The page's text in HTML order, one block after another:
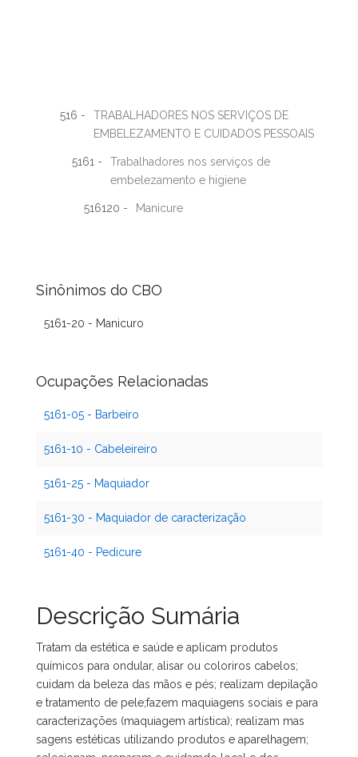
516 -
TRABALHADORES NOS SERVIÇOS DE
EMBELEZAMENTO E CUIDADOS PESSOAIS
5161 -
Trabalhadores nos serviços de
embelezamento e higiene
516120 - Manicure
Sinônimos do CBO
5161-20 - Manicuro
Ocupações Relacionadas
5161-05 - Barbeiro
5161-10 - Cabeleireiro
5161-25 - Maquiador
5161-30 - Maquiador de caracterização
5161-40 - Pedicure
Descrição Sumária
Tratam da estética e saúde e aplicam produtos
químicos para ondular, alisar ou coloriros cabelos;
cuidam da beleza das mãos e pés; realizam depilação
e tratamento de pele;fazem maquiagens sociais e para
caracterizações (maquiagem artística); realizam mas
sagens estéticas utilizando produtos e aparelhagem;